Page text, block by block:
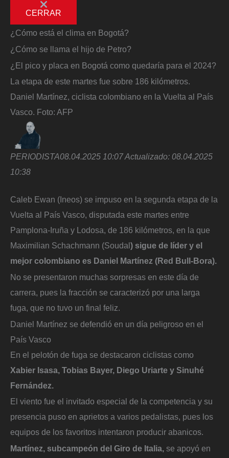
CERRAR
¿Cómo está el clima en Bogotá?
¿Cómo se llama el hijo de Petro?
¿El pico y placa en Bogotá como quedaría para el 2024?
La etapa de este martes fue sobre 186 kilómetros.
Daniel Martínez, ciclista colombiano en la Vuelta al País
Vasco. Foto: AFP
PERIODISTA08.04.2025 10:07Actualizado: 08.04.2025
10:38
Caleb Ewan (Ineos) se impuso en la segunda etapa de la
Vuelta al País Vasco, disputada este martes entre
Pamplona-Iruña y Lodosa, de 186 kilómetros, en la que
Maximilian Schachmann (Soudal ) sigue de líder y el
mejor colombiano es Daniel Martínez (Red Bull-Bora).
No se presentaron muchas sorpresas en este día de
carrera, pues la fracción se caracterizó por una larga
fuga, que no tuvo un final feliz.
Daniel Martínez se defendió en un día peligroso en el
País Vasco
En el pelotón de fuga se destacaron ciclistas como
Xabier Isasa, Tobias Bayer, Diego Uriarte y Sinuhé
Fernández.
El viento fue el invitado especial de la competencia y su
presencia puso en aprietos a varios pedalistas, pues los
equipos de los favoritos intentaron producir abanicos.
Martínez, subcampeón del Giro de Italia, se apoyó en